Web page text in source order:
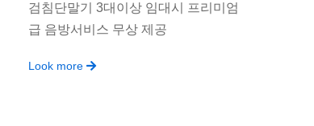
검침단말기 3대이상 임대시 프리미엄
급 음방서비스 무상 제공
Look more